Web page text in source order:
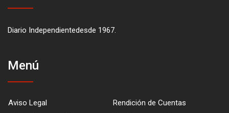
Diario Independientedesde 1967.
Menú
Aviso Legal
Rendición de Cuentas